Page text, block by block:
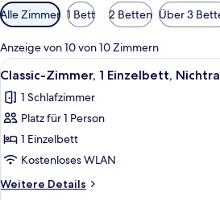
Verfügbare
Filter
für
Zimmer
Alle Zimmer 1 Bett 2 Betten Über 3
Anzeige von 10 von 10 Zimmern
Alle
Fotos
für
Classic-
Zimmer,
1 Einzelbett,
Nichtraucher
anzeigen
Ein
13
Classic-Zimmer, 1 Einzelbett,
1 Schlafzimmer
Platz für 1 Person
1 Einzelbett
Kostenloses WLAN
Weitere Details
Weitere